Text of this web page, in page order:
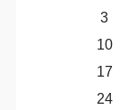
3
10
17
24